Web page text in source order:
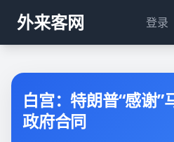
外来客网 登录
白宫：特朗普“感谢”
政府合同